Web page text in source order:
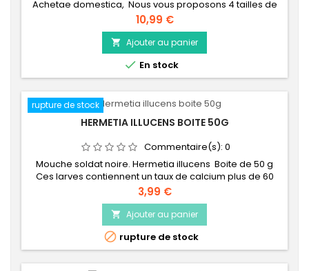
Achetae domestica, Nous vous proposons 4 tailles de
grillons, afin de bien respecter les proportions
insecte/animal. La taille correspond au nombre de
mues que le grillon a effectué depuis sa naissance : -
Taille 2 : environ 1-2 mm (2 mues) - Taille 3 : environ 5-7
mm (3 mues) - Taille 4 : environ...
Prix
10,99 €
 Ajouter au panier
 En stock
rupture de stock
HERMETIA ILLUCENS BOITE 50G
Commentaire(s): 0
Mouche soldat noire. Hermetia illucens Boite de 50 g
Ces larves contiennent un taux de calcium plus de 60
fois plus élevé que des vers de farines, ainsi qu’un taux
de phosphore très élevé, ce qui est extrêmement
bénéfique pour vos reptiles.
Prix
3,99 €
 Ajouter au panier
 rupture de stock